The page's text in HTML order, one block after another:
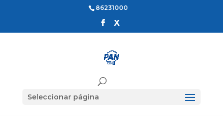
86231000
Seleccionar página